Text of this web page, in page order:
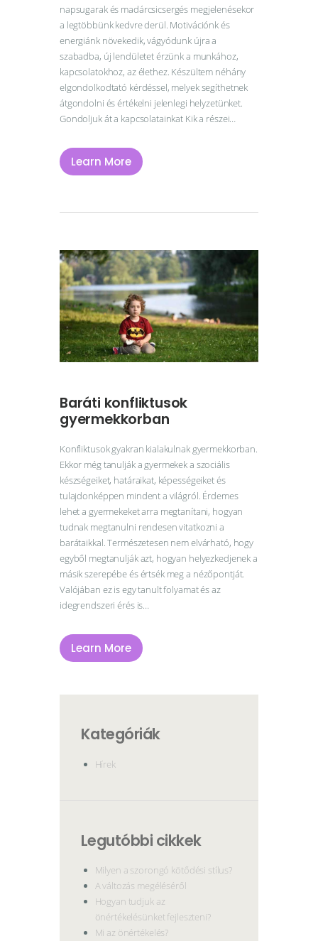
napsugarak és madárcsicsergés megjelenésekor
a legtöbbünk kedvre derül. Motivációnk és
energiánk növekedik, vágyódunk újra a
szabadba, új lendületet érzünk a munkához,
kapcsolatokhoz, az élethez. Készültem néhány
elgondolkodtató kérdéssel, melyek segíthetnek
átgondolni és értékelni jelenlegi helyzetünket.
Gondoljuk át a kapcsolatainkat Kik a részei…
Learn More
Baráti konfliktusok
gyermekkorban
Konfliktusok gyakran kialakulnak gyermekkorban.
Ekkor még tanulják a gyermekek a szociális
készségeiket, határaikat, képességeiket és
tulajdonképpen mindent a világról. Érdemes
lehet a gyermekeket arra megtanítani, hogyan
tudnak megtanulni rendesen vitatkozni a
barátaikkal. Természetesen nem elvárható, hogy
egyből megtanulják azt, hogyan helyezkedjenek a
másik szerepébe és értsék meg a nézőpontját.
Valójában ez is egy tanult folyamat és az
idegrendszeri érés is…
Learn More
Kategóriák
Hírek
Legutóbbi cikkek
Milyen a szorongó kötődési stílus?
A változás megéléséről
Hogyan tudjuk az
önértékelésünket fejleszteni?
Mi az önértékelés?